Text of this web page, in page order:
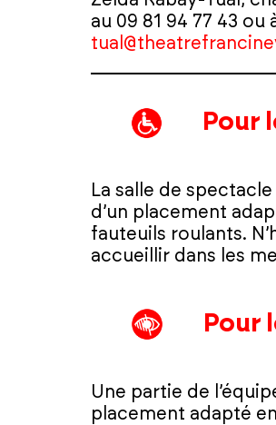
au 09 81 94 77 43 ou
Pour
La salle de
d’un placement
fauteuils roulants.
accueillir dans les
Pour
Une partie de
placement adapté